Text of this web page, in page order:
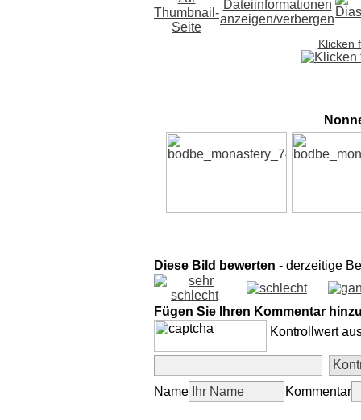
Klicken
Diese Bild bewerten - derzeitige
Fügen Sie Ihren Kommentar
Kontrollwert
Name Kommentar